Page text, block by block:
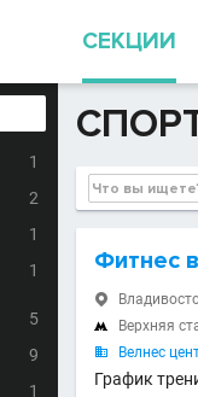
СЕКЦИИ
1
2
1
1
5
9
1
Фитнес

 Верхняя
 Велнес
График